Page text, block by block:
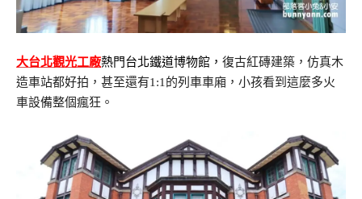
大台北觀光工廠熱門台北鐵道博物館， 復古紅磚建築，仿真木
造車站都好拍，甚至還有1:1的列車車廂，小孩看到這麼多火
車設備整個瘋狂。